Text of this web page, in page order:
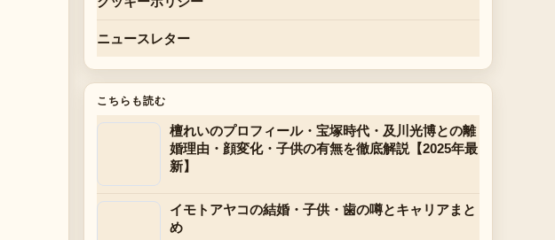
ニュースレター
こちらも読む
檀れいのプロフィール・宝塚時代・及川光博との離
婚理由・顔変化・子供の有無を徹底解説【2025年最
新】
イモトアヤコの結婚・子供・歯の噂とキャリアまと
め